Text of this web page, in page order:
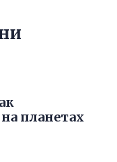
планетах